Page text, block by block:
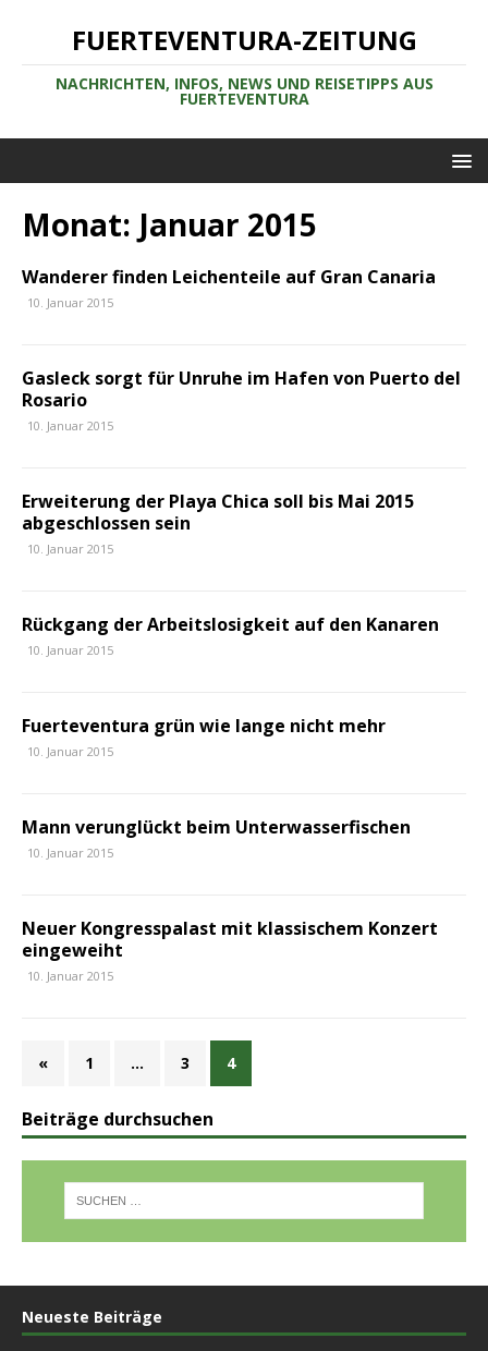
FUERTEVENTURA-ZEITUNG
NACHRICHTEN, INFOS, NEWS UND REISETIPPS AUS
FUERTEVENTURA
Monat: Januar 2015
Wanderer finden Leichenteile auf Gran Canaria
10. Januar 2015
Gasleck sorgt für Unruhe im Hafen von Puerto del
Rosario
10. Januar 2015
Erweiterung der Playa Chica soll bis Mai 2015
abgeschlossen sein
10. Januar 2015
Rückgang der Arbeitslosigkeit auf den Kanaren
10. Januar 2015
Fuerteventura grün wie lange nicht mehr
10. Januar 2015
Mann verunglückt beim Unterwasserfischen
10. Januar 2015
Neuer Kongresspalast mit klassischem Konzert
eingeweiht
10. Januar 2015
« 1 … 3 4
Beiträge durchsuchen
Neueste Beiträge